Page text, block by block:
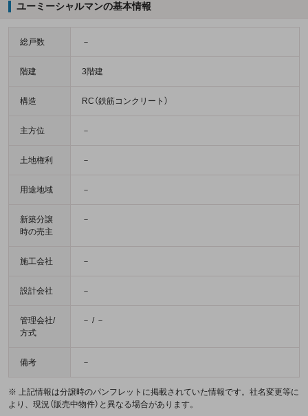
ユーミーシャルマンの基本情報
総戸数 －
階建 3階建
構造 RC（鉄筋コンクリート）
主方位 －
土地権利 －
用途地域 －
新築分譲
時の売主
－
施工会社 －
設計会社 －
管理会社/
方式
－ / －
備考 －
※ 上記情報は分譲時のパンフレットに掲載されていた情報です。社名変更等に
より、現況（販売中物件）と異なる場合があります。